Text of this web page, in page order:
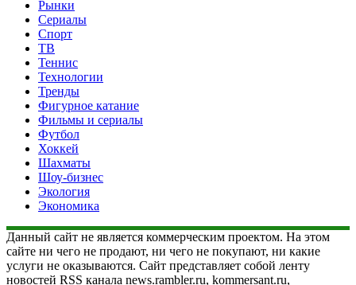
Рынки
Сериалы
Спорт
ТВ
Теннис
Технологии
Тренды
Фигурное катание
Фильмы и сериалы
Футбол
Хоккей
Шахматы
Шоу-бизнес
Экология
Экономика
Данный сайт не является коммерческим проектом. На этом
сайте ни чего не продают, ни чего не покупают, ни какие
услуги не оказываются. Сайт представляет собой ленту
новостей RSS канала news.rambler.ru, kommersant.ru,